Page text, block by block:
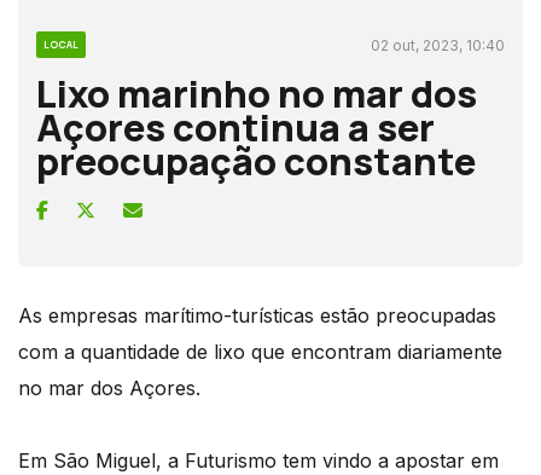
LOCAL 02 out, 2023, 10:40
Lixo marinho no mar dos
Açores continua a ser
preocupação constante
As empresas marítimo-turísticas estão preocupadas
com a quantidade de lixo que encontram diariamente
no mar dos Açores.
Em São Miguel, a Futurismo tem vindo a apostar em